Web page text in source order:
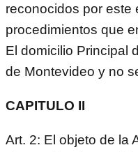
reconocidos por este
procedimientos que
El domicilio Principal
de Montevideo y no
CAPITULO II
Art. 2: El objeto de la